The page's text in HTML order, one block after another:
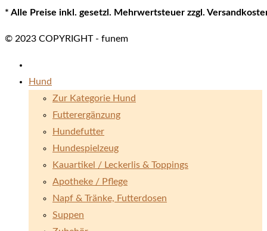
* Alle Preise inkl. gesetzl. Mehrwertsteuer zzgl.
© 2023 COPYRIGHT - funem
Hund
Zur Kategorie Hund
Futterergänzung
Hundefutter
Hundespielzeug
Kauartikel / Leckerlis & Toppings
Apotheke / Pflege
Napf & Tränke, Futterdosen
Suppen